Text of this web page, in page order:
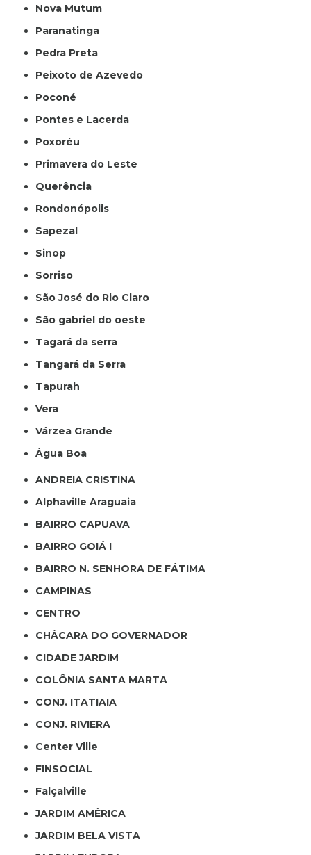
Nova Mutum
Paranatinga
Pedra Preta
Peixoto de Azevedo
Poconé
Pontes e Lacerda
Poxoréu
Primavera do Leste
Querência
Rondonópolis
Sapezal
Sinop
Sorriso
São José do Rio Claro
São gabriel do oeste
Tagará da serra
Tangará da Serra
Tapurah
Vera
Várzea Grande
Água Boa
ANDREIA CRISTINA
Alphaville Araguaia
BAIRRO CAPUAVA
BAIRRO GOIÁ I
BAIRRO N. SENHORA DE FÁTIMA
CAMPINAS
CENTRO
CHÁCARA DO GOVERNADOR
CIDADE JARDIM
COLÔNIA SANTA MARTA
CONJ. ITATIAIA
CONJ. RIVIERA
Center Ville
FINSOCIAL
Falçalville
JARDIM AMÉRICA
JARDIM BELA VISTA